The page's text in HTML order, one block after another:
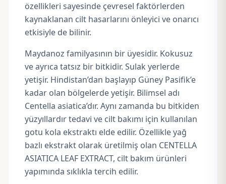
özellikleri sayesinde çevresel faktörlerden
kaynaklanan cilt hasarlarını önleyici ve onarıcı
etkisiyle de bilinir.
Maydanoz familyasının bir üyesidir. Kokusuz
ve ayrıca tatsız bir bitkidir. Sulak yerlerde
yetişir. Hindistan’dan başlayıp Güney Pasifik’e
kadar olan bölgelerde yetişir. Bilimsel adı
Centella asiatica’dır. Aynı zamanda bu bitkiden
yüzyıllardır tedavi ve cilt bakımı için kullanılan
gotu kola ekstraktı elde edilir. Özellikle yağ
bazlı ekstrakt olarak üretilmiş olan CENTELLA
ASIATICA LEAF EXTRACT, cilt bakım ürünleri
yapımında sıklıkla tercih edilir.